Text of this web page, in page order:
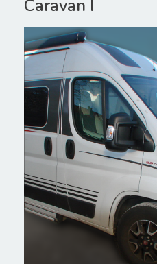
Caravan I